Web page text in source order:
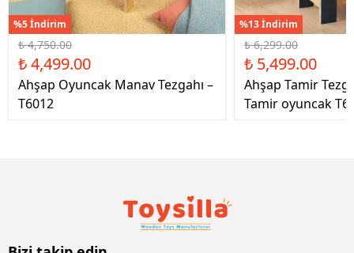
%5 İndirim
₺ 4,750.00
₺ 4,499.00
Ahşap Oyuncak Manav Tezgahı –
T6012
%13 İndirim
₺ 6,299.00
₺ 5,499.00
Ahşap Tamir
Tamir oyuncak